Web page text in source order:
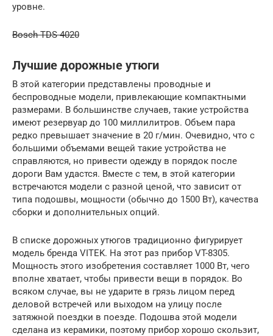
уровне.
Bosch TDS 4020
Лучшие дорожные утюги
В этой категории представлены проводные и
беспроводные модели, привлекающие компактными
размерами. В большинстве случаев, такие устройства
имеют резервуар до 100 миллилитров. Объем пара
редко превышает значение в 20 г/мин. Очевидно, что с
большими объемами вещей такие устройства не
справляются, но привести одежду в порядок после
дороги Вам удастся. Вместе с тем, в этой категории
встречаются модели с разной ценой, что зависит от
типа подошвы, мощности (обычно до 1500 Вт), качества
сборки и дополнительных опций.
В списке дорожных утюгов традиционно фигурирует
модель бренда VITEK. На этот раз прибор VT-8305.
Мощность этого изобретения составляет 1000 Вт, чего
вполне хватает, чтобы привести вещи в порядок. Во
всяком случае, вы не ударите в грязь лицом перед
деловой встречей или выходом на улицу после
затяжной поездки в поезде. Подошва этой модели
сделана из керамики, поэтому прибор хорошо скользит,